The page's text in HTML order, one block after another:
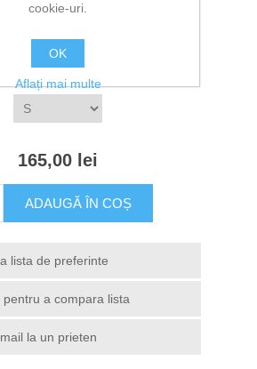
Selectati culoarea
Selectati marimea
165,00 lei
cookie-uri.
OK
Aflați mai multe